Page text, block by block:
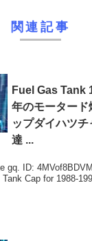
関連記事
Fuel Gas Tank
年のモータード
ップダイハツ
達 ...
gq. ID:
Cap for 1988-